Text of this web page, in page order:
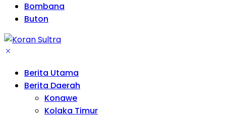
Bombana
Buton
Berita Utama
Berita Daerah
Konawe
Kolaka Timur